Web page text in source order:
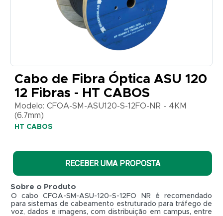
Modelo:
CFOA-
SM-
ASU120-
S-12FO-
NR -
4KM
CABOS
Cabo de Fibra Óptica ASU 120
12 Fibras - HT CABOS
Modelo: CFOA-SM-ASU120-S-12FO-NR - 4KM
(6.7mm)
HT CABOS
RECEBER UMA PROPOSTA
Sobre o Produto
O cabo CFOA-SM-ASU-120-S-12FO NR é recomendado
para sistemas de cabeamento estruturado para tráfego de
voz, dados e imagens, com distribuição em campus, entre